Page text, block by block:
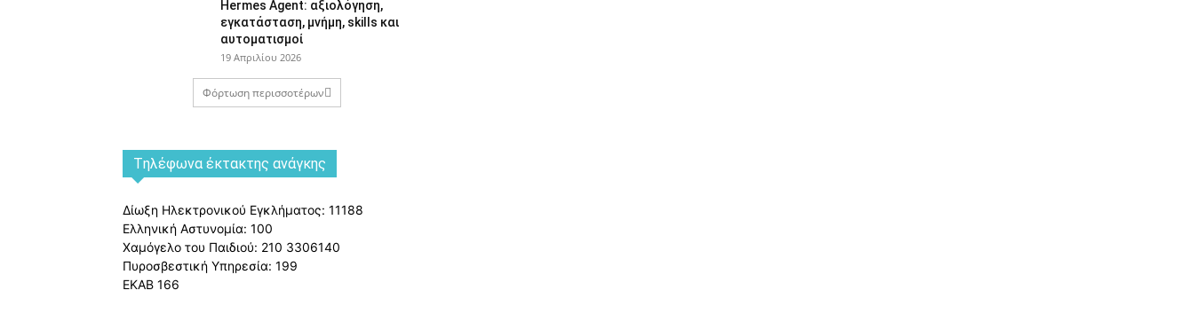
Hermes Agent: αξιολόγηση,
εγκατάσταση, μνήμη, skills και
αυτοματισμοί
19 Απριλίου 2026
Φόρτωση περισσοτέρων
Tηλέφωνα έκτακτης ανάγκης
Δίωξη Ηλεκτρονικού Εγκλήματος: 11188
Ελληνική Αστυνομία: 100
Χαμόγελο του Παιδιού: 210 3306140
Πυροσβεστική Υπηρεσία: 199
ΕΚΑΒ 166